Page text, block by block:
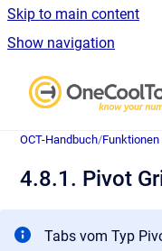
Skip to main content
Show navigation
OCT-Handbuch/
4.8.1. Pivot
Tabs vom Typ